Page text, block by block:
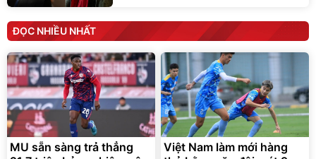
ĐỌC NHIỀU NHẤT
MU sẵn sàng trả thẳng
Việt Nam làm mới hàng